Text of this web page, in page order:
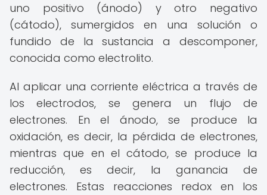
uno positivo (ánodo) y otro negativo
(cátodo), sumergidos en una solución o
fundido de la sustancia a descomponer,
conocida como electrolito.
Al aplicar una corriente eléctrica a través de
los electrodos, se genera un flujo de
electrones. En el ánodo, se produce la
oxidación, es decir, la pérdida de electrones,
mientras que en el cátodo, se produce la
reducción, es decir, la ganancia de
electrones. Estas reacciones redox en los